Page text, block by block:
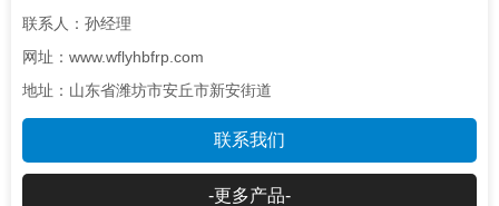
联系人：孙经理
网址：www.wflyhbfrp.com
地址：山东省潍坊市安丘市新安街道
联系我们
-更多产品-